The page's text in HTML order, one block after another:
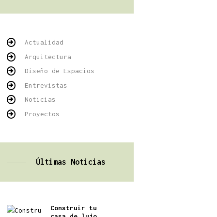
Actualidad
Arquitectura
Diseño de Espacios
Entrevistas
Noticias
Proyectos
Últimas Noticias
Construir tu